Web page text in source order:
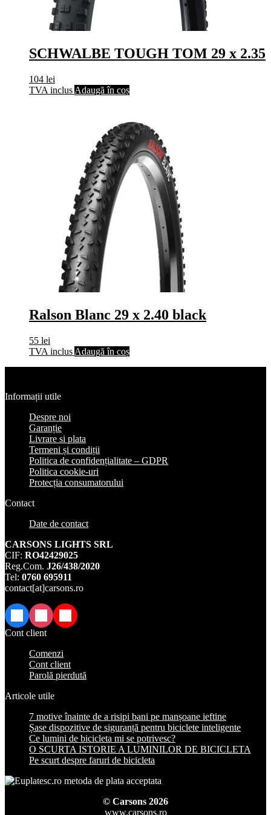
SCHWALBE TOUGH TOM 29 x 2.35
104 lei
TVA inclus Adaugă în coș
Ralson Blanc 29 x 2.40 black
55 lei
TVA inclus Adaugă în coș
Informații utile
Despre noi
Garanție
Livrare si plata
Termeni și condiții
Politica de confidențialitate – GDPR
Politica cookie-uri
Protecția consumatorului
Contact
Date de contact
CARSONS LIGHTS SRL
CIF: RO42429025
Reg.Com. J26/438/2020
Tel: 0760 695911
contact[at]carsons.ro
FacebookInstagramTikTok
Cont client
Comenzi
Cont client
Parolă pierdută
Articole utile
7 motive înainte de a risipi bani pe manșoane ieftine
Șase dispozitive de siguranță pentru biciclete inteligente
Ce lumini de bicicleta mi se potrivesc?
O SCURTA ISTORIE A LUMINILOR DE BICICLETA
Pe scurt despre faruri de bicicleta
© Carsons 2026
www.carsons.ro